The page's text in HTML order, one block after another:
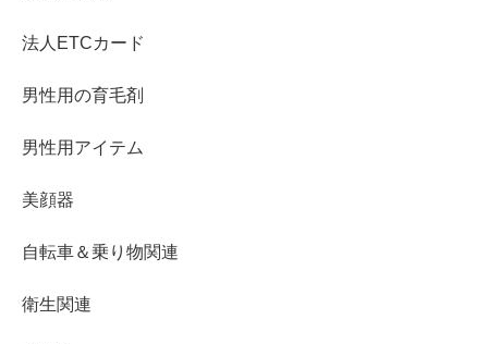
法人ETCカード
男性用の育毛剤
男性用アイテム
美顔器
自転車＆乗り物関連
衛生関連